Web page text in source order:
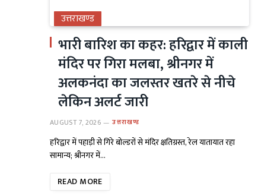
उत्तराखण्ड
भारी बारिश का कहर: हरिद्वार में काली
मंदिर पर गिरा मलबा, श्रीनगर में
अलकनंदा का जलस्तर खतरे से नीचे
लेकिन अलर्ट जारी
AUGUST 7, 2026 उत्तराखण्ड
हरिद्वार में पहाड़ी से गिरे बोल्डरों से मंदिर क्षतिग्रस्त, रेल यातायात रहा
सामान्य; श्रीनगर में…
READ MORE